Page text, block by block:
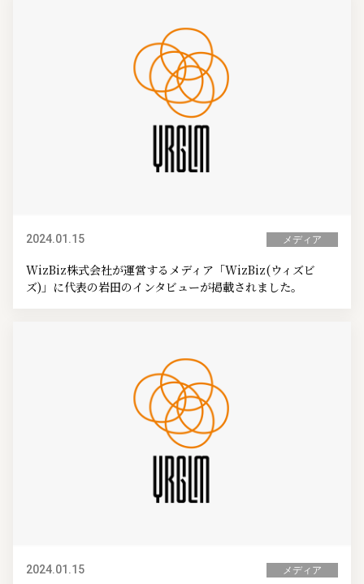
2024.01.15 メディア
WizBiz株式会社が運営するメディア「WizBiz(ウィズビ
ズ)」に代表の岩田のインタビューが掲載されました。
2024.01.15 メディア